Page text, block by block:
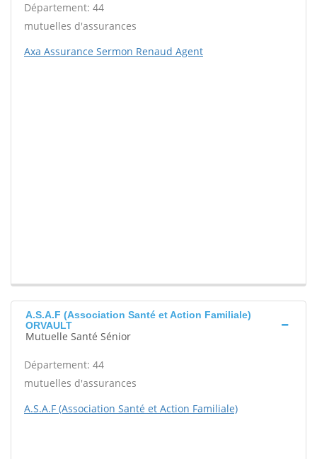
Département: 44
mutuelles d'assurances
Axa Assurance Sermon Renaud Agent
A.S.A.F (Association Santé et Action Familiale)
ORVAULT
Mutuelle Santé Sénior
Département: 44
mutuelles d'assurances
A.S.A.F (Association Santé et Action Familiale)